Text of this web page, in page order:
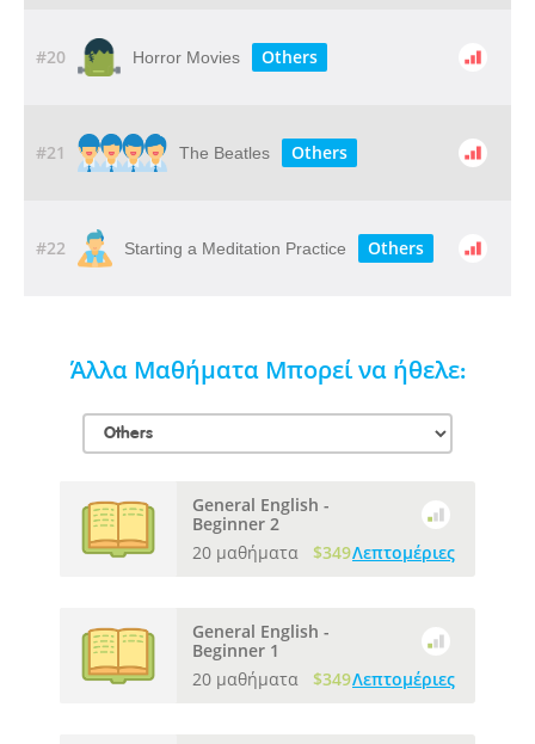
#20 Horror Movies Others
#21 The Beatles Others
#22 Starting a Meditation Practice Others
Άλλα Μαθήματα Μπορεί να ήθελε:
General English -
Beginner 2
20 μαθήματα
$349Λεπτομέριες
General English -
Beginner 1
20 μαθήματα
$349Λεπτομέριες